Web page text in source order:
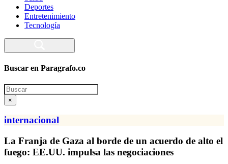
Deportes
Entretenimiento
Tecnología
Buscar en Paragrafo.co
Search
×
internacional
La Franja de Gaza al borde de un acuerdo de alto el
fuego: EE.UU. impulsa las negociaciones